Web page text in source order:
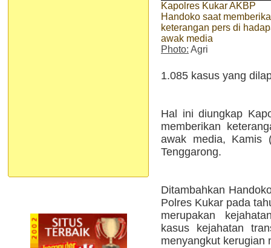
Kapolres Kukar AKBP
Handoko saat
keterangan pers di
awak media
Photo: Agri
1.085 kasus yang
Hal ini diungkap
memberikan
awak media, Kamis
Tenggarong.
Ditambahkan
Polres Kukar pada
merupakan
kasus kejahatan
menyangkut kerugian